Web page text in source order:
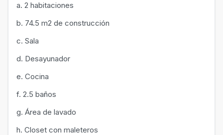
a. 2 habitaciones
b. 74.5 m2 de construcción
c. Sala
d. Desayunador
e. Cocina
f. 2.5 baños
g. Área de lavado
h. Closet con maleteros